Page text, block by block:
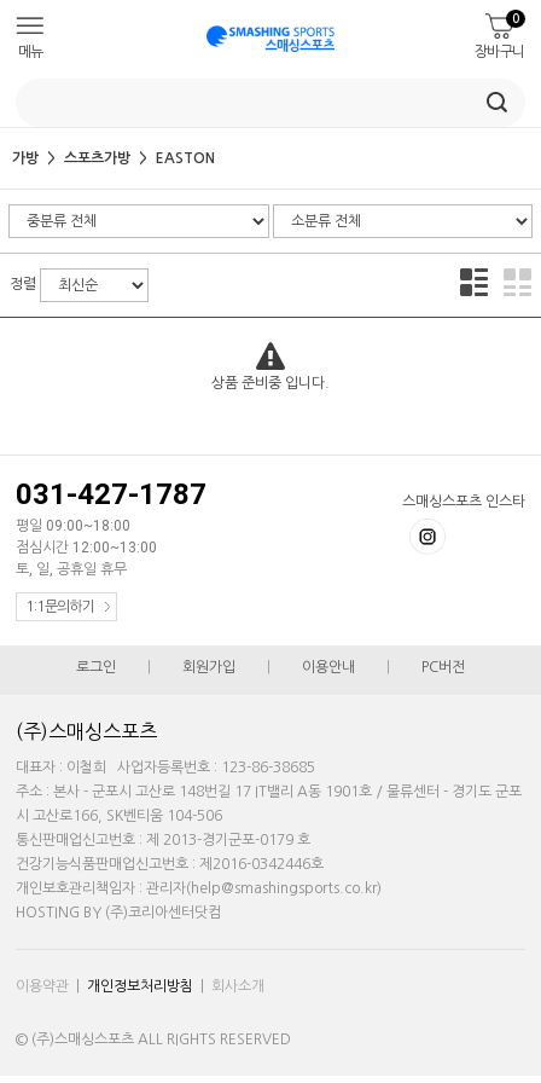
메뉴 장바구니
0
가방 스포츠가방 EASTON
정렬
상품 준비중 입니다.
스매싱스포츠 인스타
031-427-1787
평일 09:00~18:00
점심시간 12:00~13:00
토, 일, 공휴일 휴무
1:1문의하기
로그인 회원가입 이용안내 PC버전
(주)스매싱스포츠
대표자 : 이철희 사업자등록번호 : 123-86-38685
주소 : 본사 - 군포시 고산로 148번길 17 IT밸리 A동 1901호 / 물류센터 - 경기도 군포
시 고산로166, SK벤티움 104-506
통신판매업신고번호 : 제 2013-경기군포-0179 호
건강기능식품판매업신고번호 : 제2016-0342446호
개인보호관리책임자 : 관리자(help@smashingsports.co.kr)
HOSTING BY (주)코리아센터닷컴
이용약관 개인정보처리방침 회사소개
© (주)스매싱스포츠 ALL RIGHTS RESERVED